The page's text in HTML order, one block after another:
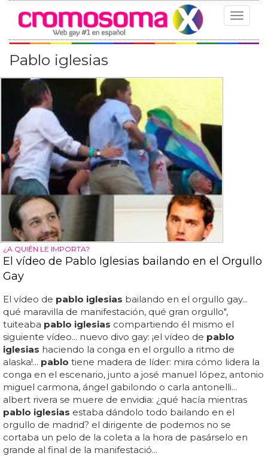
Toggle
Pablo iglesias
¿A QUIÉN LE IMPORTA?
El vídeo de Pablo Iglesias bailando en el Orgullo
Gay
El vídeo de pablo iglesias bailando en el orgullo gay...
qué maravilla de manifestación, qué gran orgullo",
tuiteaba pablo iglesias compartiendo él mismo el
siguiente vídeo... nuevo divo gay: ¡el vídeo de pablo
iglesias haciendo la conga en el orgullo a ritmo de
alaska!... pablo tiene madera de líder: mira cómo lidera la
conga en el escenario, junto a josé manuel lópez, antonio
miguel carmona, ángel gabilondo o carla antonelli...
albert rivera se muere de envidia: ¿qué hacía mientras
pablo iglesias estaba dándolo todo bailando en el
orgullo de madrid? el dirigente de podemos no se
cortaba un pelo de la coleta a la hora de pasárselo en
grande al final de la manifestació...